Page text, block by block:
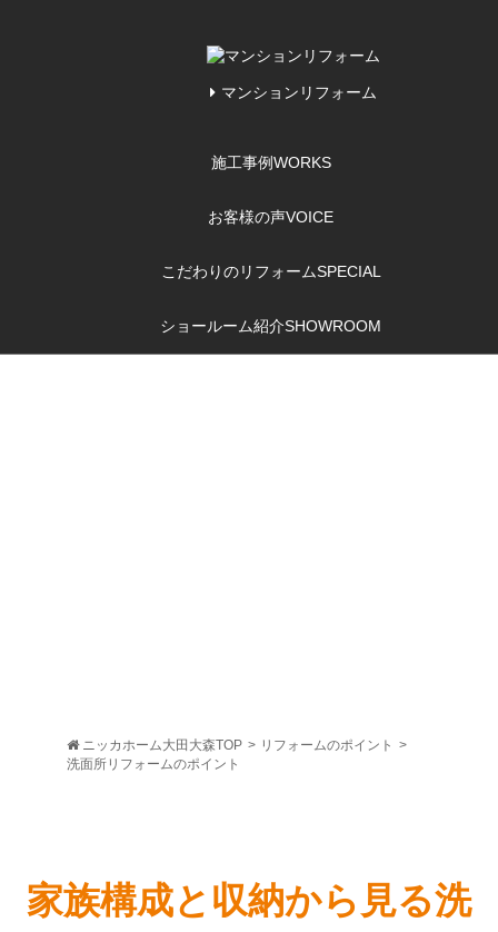
マンションリフォーム
施工事例WORKS
お客様の声VOICE
こだわりのリフォームSPECIAL
ショールーム紹介SHOWROOM
ニッカホーム大田大森TOP > リフォームのポイント >
洗面所リフォームのポイント
家族構成と収納から見る洗